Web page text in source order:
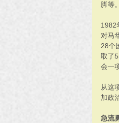
脚等。
1982
对马
28个
取了
会一
从这
加政
急流